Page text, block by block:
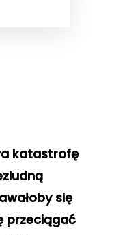
katastrofę
się
przeciągać